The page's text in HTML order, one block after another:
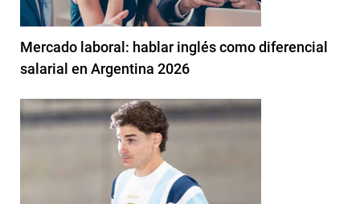
Mercado laboral: hablar inglés como diferencial
salarial en Argentina 2026